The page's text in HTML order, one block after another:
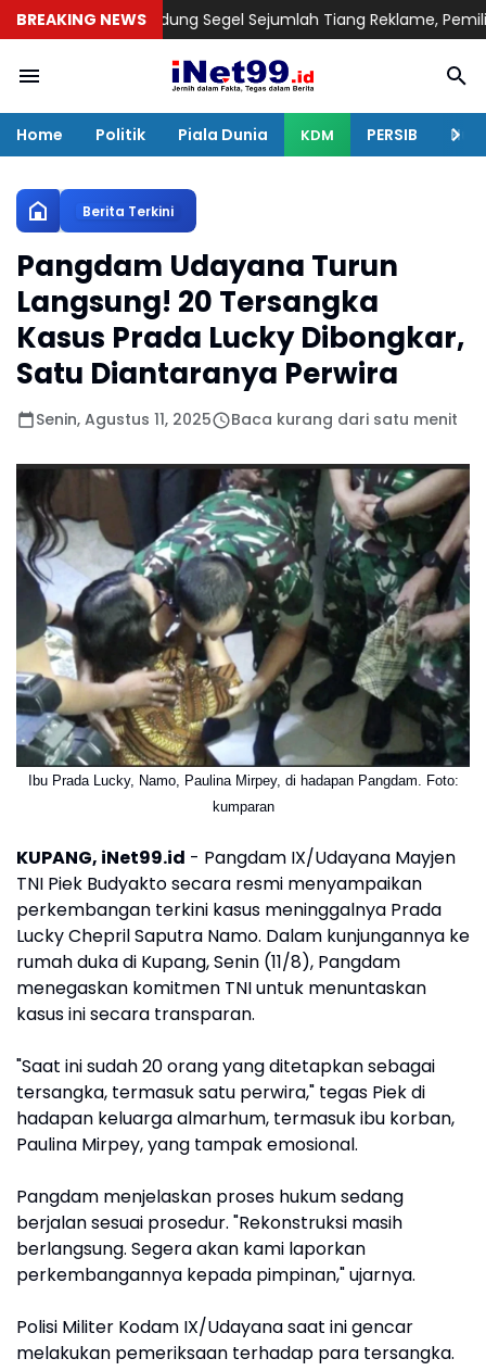
BREAKING NEWS
Kota Bandung Segel Sejumlah Tiang Reklame, Pemilik Diberi
Home Politik Piala Dunia KDM PERSIB
Berita Terkini
Pangdam Udayana Turun
Langsung! 20 Tersangka
Kasus Prada Lucky Dibongkar,
Satu Diantaranya Perwira
Senin, Agustus 11, 2025 Baca kurang dari satu menit
Ibu Prada Lucky, Namo, Paulina Mirpey, di hadapan Pangdam. Foto:
kumparan
KUPANG, iNet99.id - Pangdam IX/Udayana Mayjen
TNI Piek Budyakto secara resmi menyampaikan
perkembangan terkini kasus meninggalnya Prada
Lucky Chepril Saputra Namo. Dalam kunjungannya ke
rumah duka di Kupang, Senin (11/8), Pangdam
menegaskan komitmen TNI untuk menuntaskan
kasus ini secara transparan.
"Saat ini sudah 20 orang yang ditetapkan sebagai
tersangka, termasuk satu perwira," tegas Piek di
hadapan keluarga almarhum, termasuk ibu korban,
Paulina Mirpey, yang tampak emosional.
Pangdam menjelaskan proses hukum sedang
berjalan sesuai prosedur. "Rekonstruksi masih
berlangsung. Segera akan kami laporkan
perkembangannya kepada pimpinan," ujarnya.
Polisi Militer Kodam IX/Udayana saat ini gencar
melakukan pemeriksaan terhadap para tersangka.